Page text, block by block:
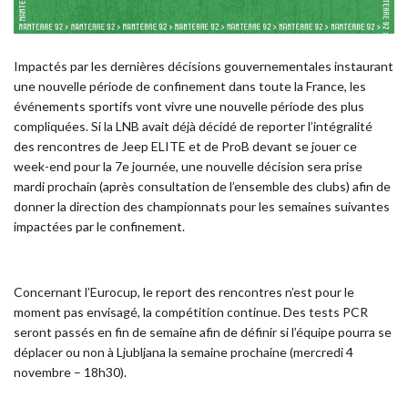
Impactés par les dernières décisions gouvernementales instaurant
une nouvelle période de confinement dans toute la France, les
événements sportifs vont vivre une nouvelle période des plus
compliquées. Si la LNB avait déjà décidé de reporter l’intégralité
des rencontres de Jeep ELITE et de ProB devant se jouer ce
week-end pour la 7e journée, une nouvelle décision sera prise
mardi prochain (après consultation de l’ensemble des clubs) afin de
donner la direction des championnats pour les semaines suivantes
impactées par le confinement.
Concernant l’Eurocup, le report des rencontres n’est pour le
moment pas envisagé, la compétition continue. Des tests PCR
seront passés en fin de semaine afin de définir si l’équipe pourra se
déplacer ou non à Ljubljana la semaine prochaine (mercredi 4
novembre – 18h30).